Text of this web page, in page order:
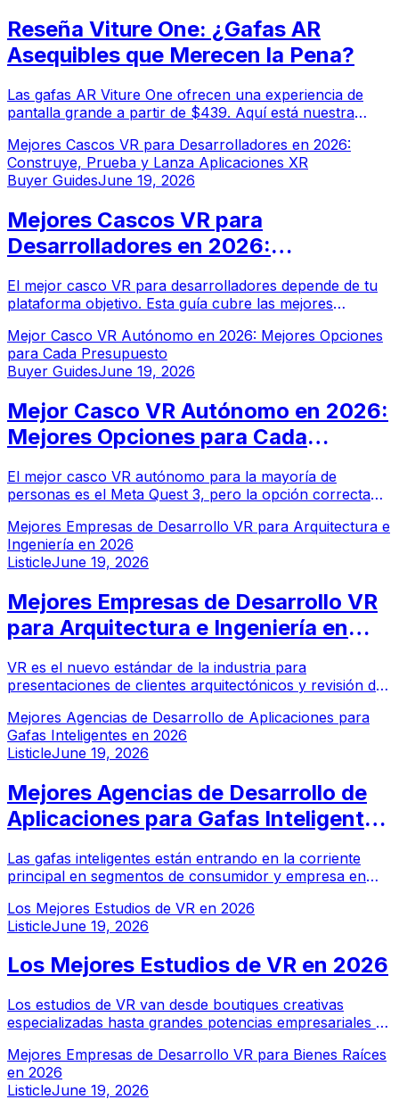
Reseña Viture One: ¿Gafas AR
Asequibles que Merecen la Pena?
Las gafas AR Viture One ofrecen una experiencia de
pantalla grande a partir de $439. Aquí está nuestra
compatibilidad y si realmente merecen la pena.
Mejores Cascos VR para Desarrolladores en 2026:
Construye, Prueba y Lanza Aplicaciones XR
Buyer GuidesJune 19, 2026
Mejores Cascos VR para
Desarrolladores en 2026:
Aplicaciones XR
El mejor casco VR para desarrolladores depende de tu
plataforma objetivo. Esta guía cubre las mejores
Quest 3 hasta Apple Vision Pro y Varjo XR-4.
Mejor Casco VR Autónomo en 2026: Mejores Opciones
para Cada Presupuesto
Buyer GuidesJune 19, 2026
Mejor Casco VR Autónomo en 2026:
Mejores Opciones para Cada
El mejor casco VR autónomo para la mayoría de
personas es el Meta Quest 3, pero la opción correcta
nuestras mejores recomendaciones para 2026.
Mejores Empresas de Desarrollo VR para Arquitectura e
Ingeniería en 2026
ListicleJune 19, 2026
Mejores Empresas de Desarrollo VR
para Arquitectura e Ingeniería en
VR es el nuevo estándar de la industria para
presentaciones de clientes arquitectónicos y revisión de
especializan en recorridos arquitectónicos fotorrealistas,
VR integrado con BIM, y herramientas de planificación
de construcción.
Mejores Agencias de Desarrollo de Aplicaciones para
Gafas Inteligentes en 2026
ListicleJune 19, 2026
Mejores Agencias de Desarrollo de
Aplicaciones para Gafas Inteligentes
Las gafas inteligentes están entrando en la corriente
principal en segmentos de consumidor y empresa en
en plataformas necesaria para crear aplicaciones que
conviertan las gafas inteligentes en una herramienta de
Los Mejores Estudios de VR en 2026
ListicleJune 19, 2026
Los Mejores Estudios de VR en 2026
Los estudios de VR van desde boutiques creativas
especializadas hasta grandes potencias empresariales de
virtual en 2026 según la calidad de producción,
capacidades técnicas y especialización industrial.
Mejores Empresas de Desarrollo VR para Bienes Raíces
en 2026
ListicleJune 19, 2026